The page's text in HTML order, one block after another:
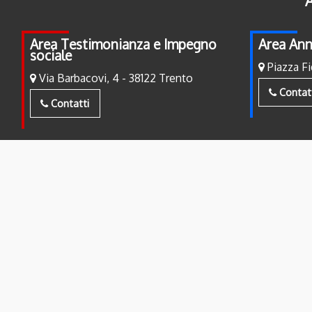
Area Testimonianza e Impegno
sociale
Via Barbacovi, 4 - 38122 Trento
Contatti
Area
Piazza